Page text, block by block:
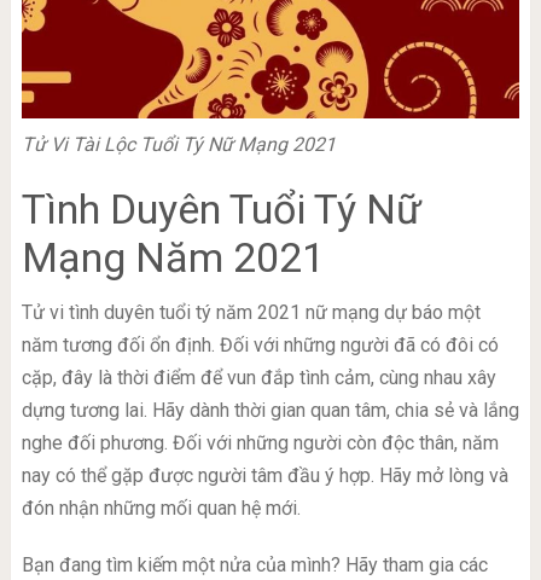
Tử Vi Tài Lộc Tuổi Tý Nữ Mạng 2021
Tình Duyên Tuổi Tý Nữ
Mạng Năm 2021
Tử vi tình duyên tuổi tý năm 2021 nữ mạng dự báo một
năm tương đối ổn định. Đối với những người đã có đôi có
cặp, đây là thời điểm để vun đắp tình cảm, cùng nhau xây
dựng tương lai. Hãy dành thời gian quan tâm, chia sẻ và lắng
nghe đối phương. Đối với những người còn độc thân, năm
nay có thể gặp được người tâm đầu ý hợp. Hãy mở lòng và
đón nhận những mối quan hệ mới.
Bạn đang tìm kiếm một nửa của mình? Hãy tham gia các